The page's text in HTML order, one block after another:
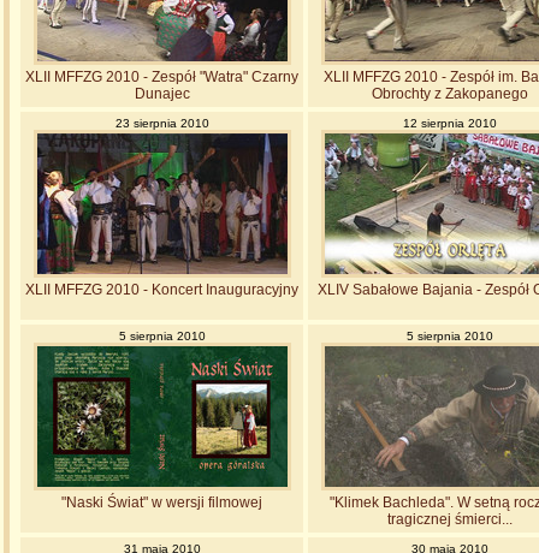
XLII MFFZG 2010 - Zespół "Watra" Czarny
Dunajec
XLII MFFZG 2010 - Zespół im.
Obrochty z Zakopanego
23 sierpnia 2010
XLII MFFZG 2010 - Koncert Inauguracyjny
12 sierpnia 2010
XLIV Sabałowe Bajania - Zespół
5 sierpnia 2010
"Naski Świat" w wersji filmowej
5 sierpnia 2010
"Klimek Bachleda". W setną
tragicznej śmierci...
31 maja 2010 30 maja 2010